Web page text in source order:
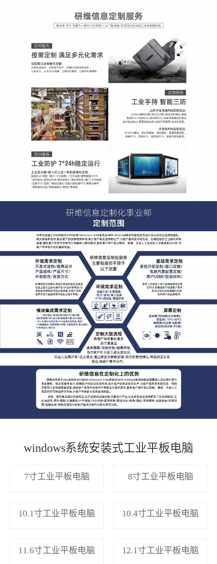
windows系统安装式工业平板电脑
7寸工业平板电脑 8寸工业平板电脑
10.1寸工业平板电脑 10.4寸工业平板电脑
11.6寸工业平板电脑 12.1寸工业平板电脑